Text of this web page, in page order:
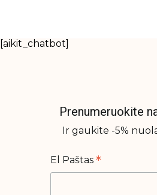
Skaistalai
Plaukų priežiūros priemonės
Apsauga nuo karščio
Nenuskalaujami
[aikit_chatbot]
Prenumeruokite
Ir gaukite -5%
El Paštas *